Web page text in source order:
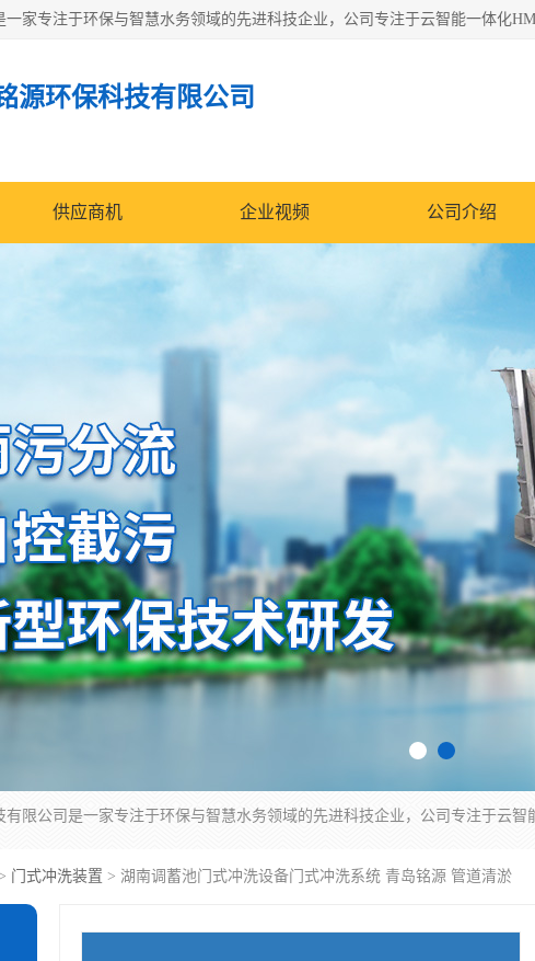
源环保科技有限公司
供应商机 企业视频 公司介绍
门式冲洗装置 > 湖南调蓄池门式冲洗设备门式冲洗系统 青岛铭源 管道清淤